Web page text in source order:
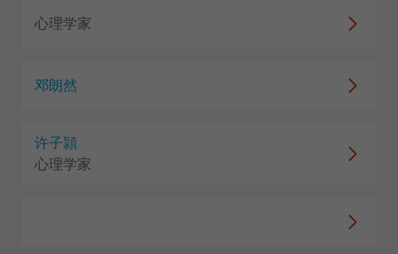
心理学家
邓朗然
许子頴
心理学家